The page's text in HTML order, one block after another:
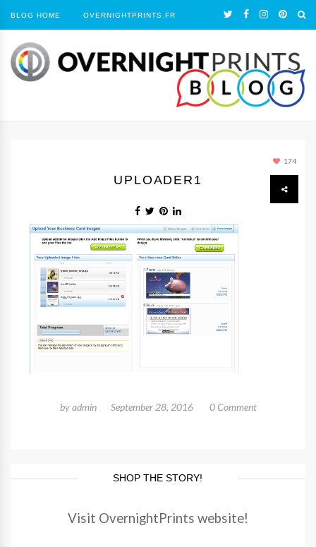
BLOG HOME OVERNIGHTPRINTS.FR
174
UPLOADER1
byadmin September 28, 2016 0 Comment
SHOP THE STORY!
Visit OvernightPrints website!